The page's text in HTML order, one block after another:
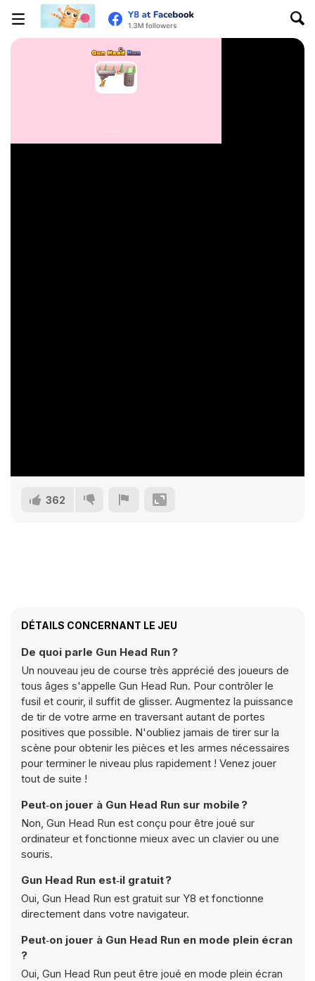
362
DÉTAILS CONCERNANT LE JEU
De quoi parle Gun Head Run ?
Un nouveau jeu de course très apprécié des joueurs de
tous âges s'appelle Gun Head Run. Pour contrôler le
fusil et courir, il suffit de glisser. Augmentez la puissance
de tir de votre arme en traversant autant de portes
positives que possible. N'oubliez jamais de tirer sur la
scène pour obtenir les pièces et les armes nécessaires
pour terminer le niveau plus rapidement ! Venez jouer
tout de suite !
Peut‑on jouer à Gun Head Run sur mobile ?
Non, Gun Head Run est conçu pour être joué sur
ordinateur et fonctionne mieux avec un clavier ou une
souris.
Gun Head Run est‑il gratuit ?
Oui, Gun Head Run est gratuit sur Y8 et fonctionne
directement dans votre navigateur.
Peut‑on jouer à Gun Head Run en mode plein écran
?
Oui, Gun Head Run peut être joué en mode plein écran